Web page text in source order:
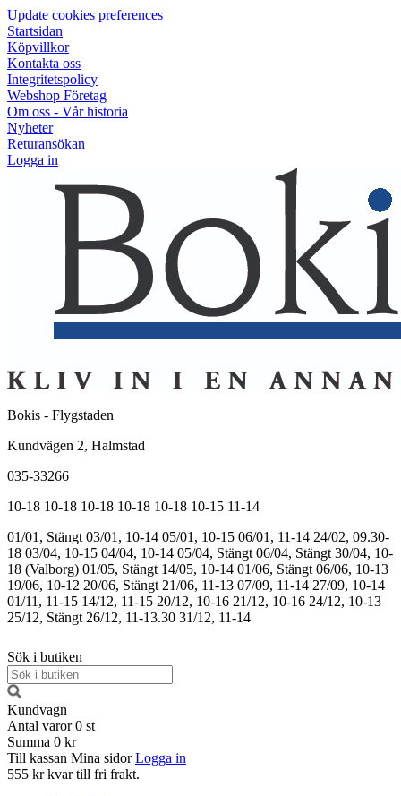
Update cookies preferences
Startsidan
Köpvillkor
Kontakta oss
Integritetspolicy
Webshop Företag
Om oss - Vår historia
Nyheter
Returansökan
Logga in
Bokis - Flygstaden
Kundvägen 2, Halmstad
035-33266
10-18 10-18 10-18 10-18 10-18 10-15 11-14
01/01, Stängt 03/01, 10-14 05/01, 10-15 06/01, 11-14 24/02, 09.30-
18 03/04, 10-15 04/04, 10-14 05/04, Stängt 06/04, Stängt 30/04, 10-
18 (Valborg) 01/05, Stängt 14/05, 10-14 01/06, Stängt 06/06, 10-13
19/06, 10-12 20/06, Stängt 21/06, 11-13 07/09, 11-14 27/09, 10-14
01/11, 11-15 14/12, 11-15 20/12, 10-16 21/12, 10-16 24/12, 10-13
25/12, Stängt 26/12, 11-13.30 31/12, 11-14
Sök i butiken
Kundvagn
Antal varor 0 st
Summa 0 kr
Till kassan Mina sidor Logga in
555 kr kvar till fri frakt.